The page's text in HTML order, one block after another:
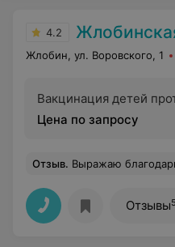
4.2
Жлобин, ул. Воровского, 1
Вакцинация детей
Цена по запросу
Отзыв. Выражаю благодарность коллективу
Отзывы5